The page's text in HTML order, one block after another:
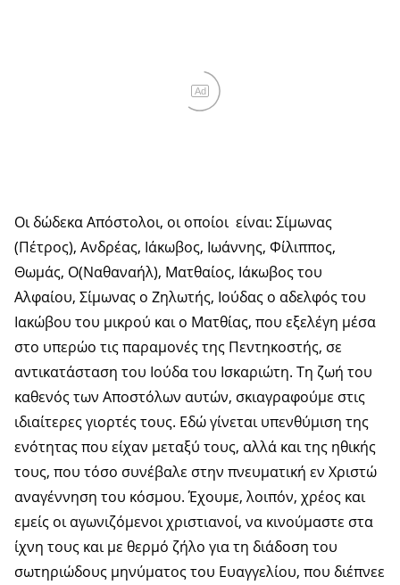
Ad
Οι δώδεκα Απόστολοι, οι οποίοι είναι: Σίμωνας
(Πέτρος), Ανδρέας, Ιάκωβος, Ιωάννης, Φίλιππος,
Θωμάς, Ο(Ναθαναήλ), Ματθαίος, Ιάκωβος του
Αλφαίου, Σίμωνας ο Ζηλωτής, Ιούδας ο αδελφός του
Ιακώβου του μικρού και ο Ματθίας, που εξελέγη μέσα
στο υπερώο τις παραμονές της Πεντηκοστής, σε
αντικατάσταση του Ιούδα του Ισκαριώτη. Τη ζωή του
καθενός των Αποστόλων αυτών, σκιαγραφούμε στις
ιδιαίτερες γιορτές τους. Εδώ γίνεται υπενθύμιση της
ενότητας που είχαν μεταξύ τους, αλλά και της ηθικής
τους, που τόσο συνέβαλε στην πνευματική εν Χριστώ
αναγέννηση του κόσμου. Έχουμε, λοιπόν, χρέος και
εμείς οι αγωνιζόμενοι χριστιανοί, να κινούμαστε στα
ίχνη τους και με θερμό ζήλο για τη διάδοση του
σωτηριώδους μηνύματος του Ευαγγελίου, που διέπνεε